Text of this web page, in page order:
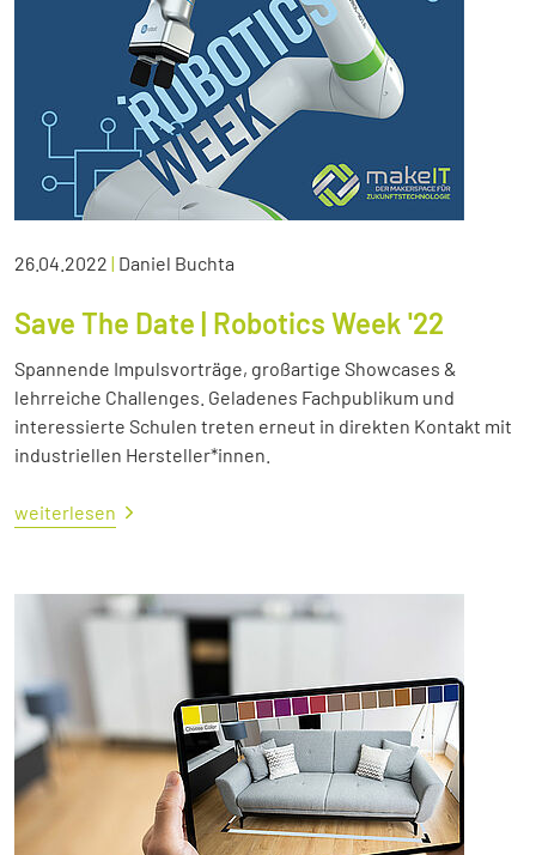
26.04.2022 | Daniel Buchta
Save The Date | Robotics Week '22
Spannende Impulsvorträge, großartige Showcases &
lehrreiche Challenges. Geladenes Fachpublikum und
interessierte Schulen treten erneut in direkten Kontakt mit
industriellen Hersteller*innen.
weiterlesen